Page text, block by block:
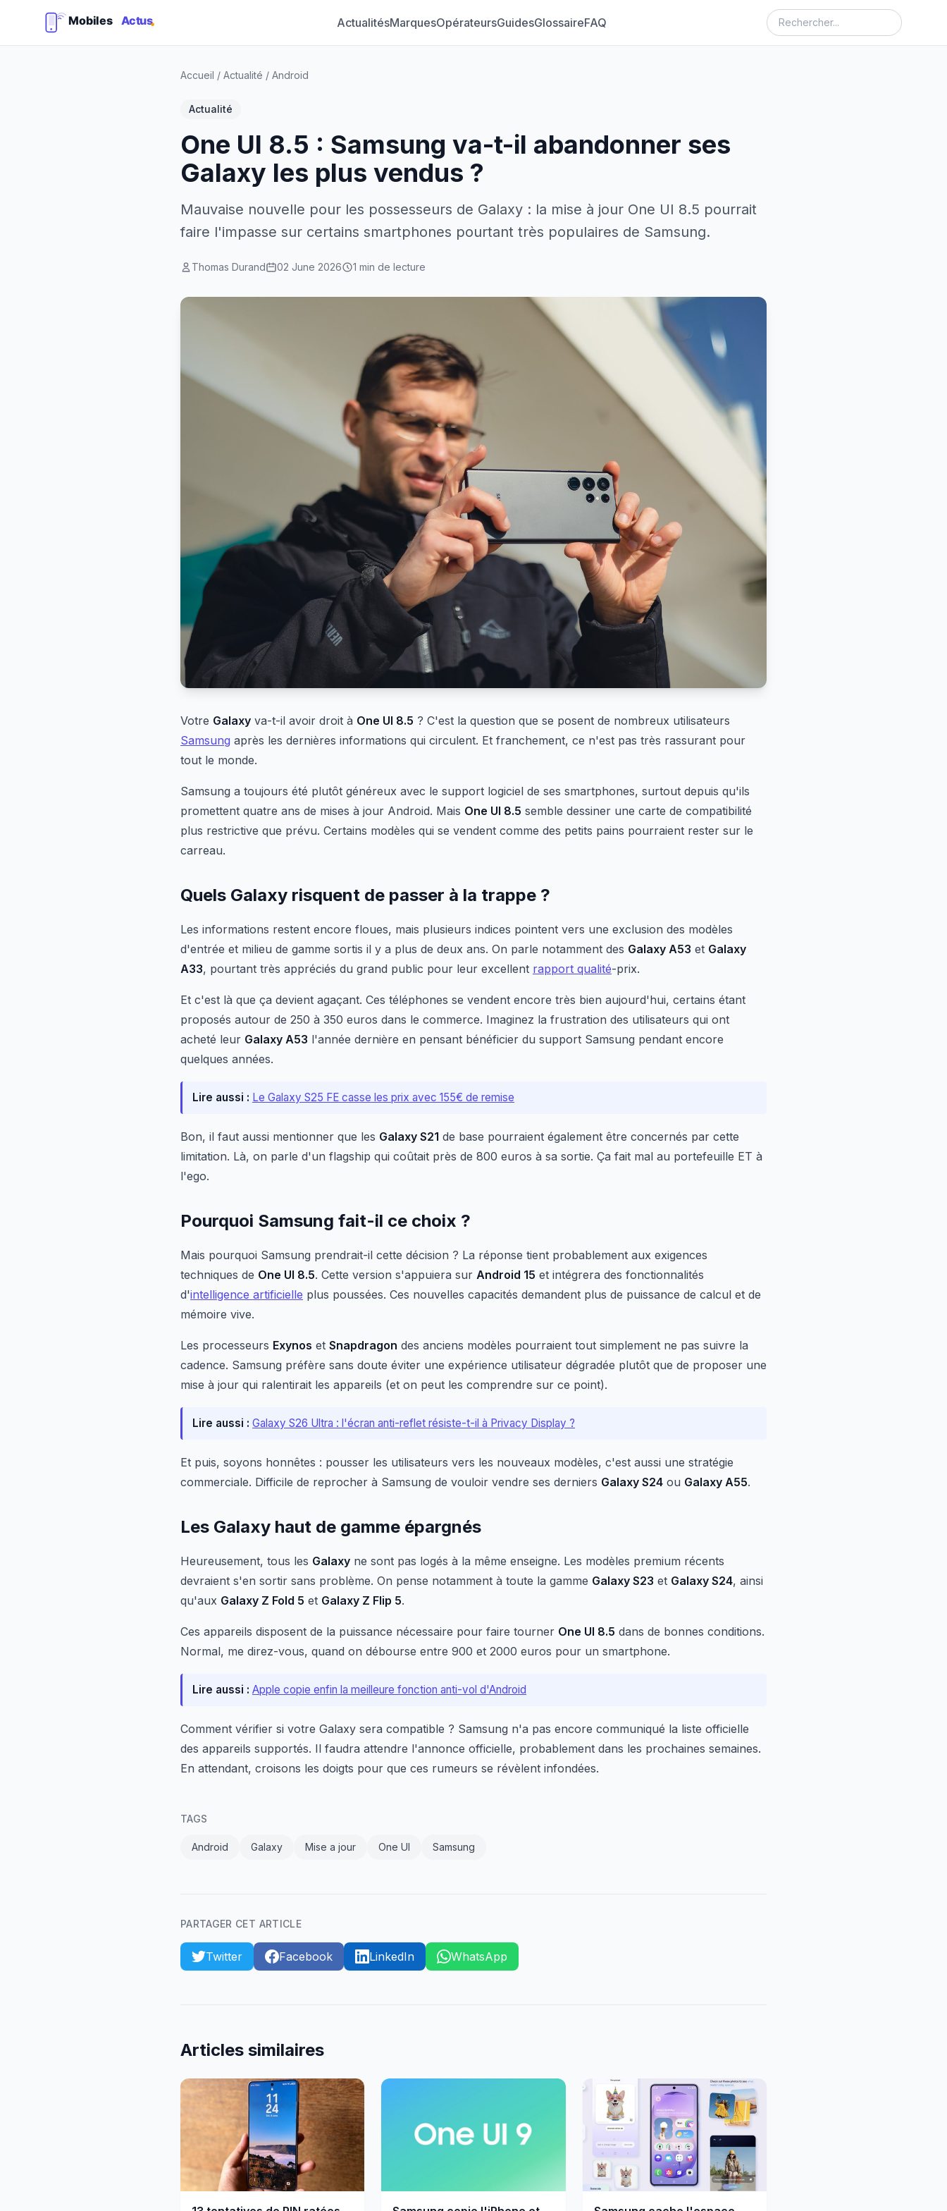
ActualitésMarquesOpérateursGuidesGlossaireFAQ
Accueil / Actualité / Android
Actualité
One UI 8.5 : Samsung va-t-il abandonner ses
Galaxy les plus vendus ?
Mauvaise nouvelle pour les possesseurs de Galaxy : la mise à jour One UI 8.5 pourrait
faire l'impasse sur certains smartphones pourtant très populaires de Samsung.
Thomas Durand 02 June 2026 1 min de lecture
Votre Galaxy va-t-il avoir droit à One UI 8.5 ? C'est la question que se posent de nombreux utilisateurs
Samsung après les dernières informations qui circulent. Et franchement, ce n'est pas très rassurant pour
tout le monde.
Samsung a toujours été plutôt généreux avec le support logiciel de ses smartphones, surtout depuis qu'ils
promettent quatre ans de mises à jour Android. Mais One UI 8.5 semble dessiner une carte de compatibilité
plus restrictive que prévu. Certains modèles qui se vendent comme des petits pains pourraient rester sur le
carreau.
Quels Galaxy risquent de passer à la trappe ?
Les informations restent encore floues, mais plusieurs indices pointent vers une exclusion des modèles
d'entrée et milieu de gamme sortis il y a plus de deux ans. On parle notamment des Galaxy A53 et Galaxy
A33, pourtant très appréciés du grand public pour leur excellent rapport qualité-prix.
Et c'est là que ça devient agaçant. Ces téléphones se vendent encore très bien aujourd'hui, certains étant
proposés autour de 250 à 350 euros dans le commerce. Imaginez la frustration des utilisateurs qui ont
acheté leur Galaxy A53 l'année dernière en pensant bénéficier du support Samsung pendant encore
quelques années.
Lire aussi : Le Galaxy S25 FE casse les prix avec 155€ de remise
Bon, il faut aussi mentionner que les Galaxy S21 de base pourraient également être concernés par cette
limitation. Là, on parle d'un flagship qui coûtait près de 800 euros à sa sortie. Ça fait mal au portefeuille ET à
l'ego.
Pourquoi Samsung fait-il ce choix ?
Mais pourquoi Samsung prendrait-il cette décision ? La réponse tient probablement aux exigences
techniques de One UI 8.5. Cette version s'appuiera sur Android 15 et intégrera des fonctionnalités
d'intelligence artificielle plus poussées. Ces nouvelles capacités demandent plus de puissance de calcul et de
mémoire vive.
Les processeurs Exynos et Snapdragon des anciens modèles pourraient tout simplement ne pas suivre la
cadence. Samsung préfère sans doute éviter une expérience utilisateur dégradée plutôt que de proposer une
mise à jour qui ralentirait les appareils (et on peut les comprendre sur ce point).
Lire aussi : Galaxy S26 Ultra : l'écran anti-reflet résiste-t-il à Privacy Display ?
Et puis, soyons honnêtes : pousser les utilisateurs vers les nouveaux modèles, c'est aussi une stratégie
commerciale. Difficile de reprocher à Samsung de vouloir vendre ses derniers Galaxy S24 ou Galaxy A55.
Les Galaxy haut de gamme épargnés
Heureusement, tous les Galaxy ne sont pas logés à la même enseigne. Les modèles premium récents
devraient s'en sortir sans problème. On pense notamment à toute la gamme Galaxy S23 et Galaxy S24, ainsi
qu'aux Galaxy Z Fold 5 et Galaxy Z Flip 5.
Ces appareils disposent de la puissance nécessaire pour faire tourner One UI 8.5 dans de bonnes conditions.
Normal, me direz-vous, quand on débourse entre 900 et 2000 euros pour un smartphone.
Lire aussi : Apple copie enfin la meilleure fonction anti-vol d'Android
Comment vérifier si votre Galaxy sera compatible ? Samsung n'a pas encore communiqué la liste officielle
des appareils supportés. Il faudra attendre l'annonce officielle, probablement dans les prochaines semaines.
En attendant, croisons les doigts pour que ces rumeurs se révèlent infondées.
TAGS
Android Galaxy Mise a jour One UI Samsung
PARTAGER CET ARTICLE
Twitter Facebook LinkedIn WhatsApp
Articles similaires